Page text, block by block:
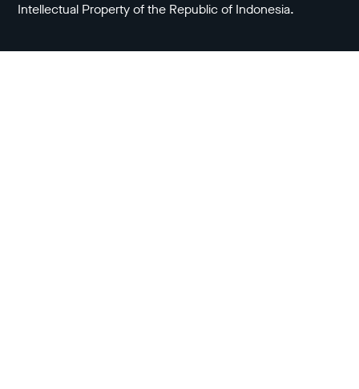
Intellectual Property of the Republic of Indonesia.